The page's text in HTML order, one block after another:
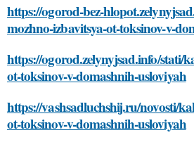
https://ogorod-bez-
mozhno-izbavitsya-ot-toksinov-v-
https://ogorod.zelynyjsad.info/stati/
ot-toksinov-v-domashnih-usloviyah
https://vashsadluchshij.ru/novosti/
ot-toksinov-v-domashnih-usloviyah